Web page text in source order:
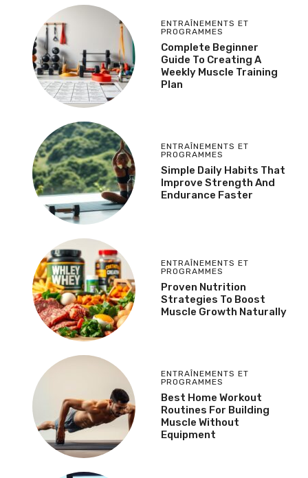
ENTRAÎNEMENTS ET
PROGRAMMES
Complete Beginner
Guide To Creating A
Weekly Muscle Training
Plan
ENTRAÎNEMENTS ET
PROGRAMMES
Simple Daily Habits That
Improve Strength And
Endurance Faster
ENTRAÎNEMENTS ET
PROGRAMMES
Proven Nutrition
Strategies To Boost
Muscle Growth Naturally
ENTRAÎNEMENTS ET
PROGRAMMES
Best Home Workout
Routines For Building
Muscle Without
Equipment